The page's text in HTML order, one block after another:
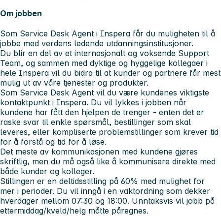
Om jobben
Som Service Desk Agent i Inspera får du muligheten til å
jobbe med verdens ledende utdanningsinstitusjoner.
Du blir en del av et internasjonalt og voksende Support
Team, og sammen med dyktige og hyggelige kollegaer i
hele Inspera vil du bidra til at kunder og partnere får mest
mulig ut av våre tjenester og produkter.
Som Service Desk Agent vil du være kundenes viktigste
kontaktpunkt i Inspera. Du vil lykkes i jobben når
kundene har fått den hjelpen de trenger - enten det er
raske svar til enkle spørsmål, bestillinger som skal
leveres, eller kompliserte problemstillinger som krever tid
for å forstå og tid for å løse.
Det meste av kommunikasjonen med kundene gjøres
skriftlig, men du må også like å kommunisere direkte med
både kunder og kolleger.
Stillingen er en deltidsstilling på 60% med mulighet for
mer i perioder. Du vil inngå i en vaktordning som dekker
hverdager mellom 07:30 og 18:00. Unntaksvis vil jobb på
ettermiddag/kveld/helg måtte påregnes.